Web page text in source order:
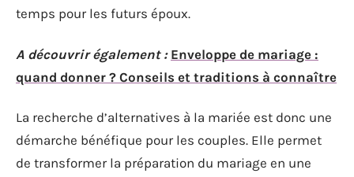
temps pour les futurs époux.
A découvrir également : Enveloppe de mariage :
quand donner ? Conseils et traditions à connaître
La recherche d’alternatives à la mariée est donc une
démarche bénéfique pour les couples. Elle permet
de transformer la préparation du mariage en une